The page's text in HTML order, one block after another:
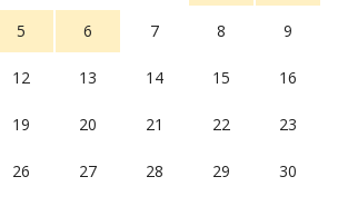
5 6 7 8 9
12 13 14 15 16
19 20 21 22 23
26 27 28 29 30